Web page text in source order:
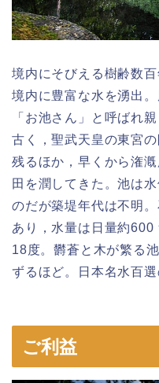
境内にそびえる樹齢数
境内に豊富な水を湧出
「お池さん」と呼ばれ
古く，聖武天皇の東宮
残るほか，早くから潅
田を潤してきた。池は
のだが築堤年代は不明
あり，水量は日量約600
18度。欝蒼と木が繁る
ずるほど。日本名水百選
ご利益